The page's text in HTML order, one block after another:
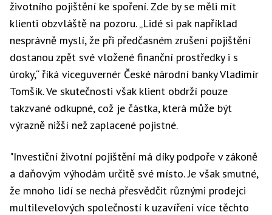
životního pojištění ke spoření. Zde by se měli mít
klienti obzvláště na pozoru. „Lidé si pak například
nesprávně myslí, že při předčasném zrušení pojištění
dostanou zpět své vložené finanční prostředky i s
úroky,“ říká viceguvernér České národní banky Vladimír
Tomšík. Ve skutečnosti však klient obdrží pouze
takzvané odkupné, což je částka, která může být
výrazně nižší než zaplacené pojistné.
"Investiční životní pojištění má díky podpoře v zákoně
a daňovým výhodám určitě své místo. Je však smutné,
že mnoho lidí se nechá přesvědčit různými prodejci
multilevelových společností k uzavíření více těchto